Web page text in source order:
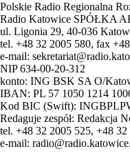
Polskie Radio Regionalna
Radio Katowice SPÓŁKA
ul. Ligonia 29, 40-036
tel. +48 32 2005 580, fax
e-mail:
NIP 634-00-20-312
konto: ING BSK SA O/
IBAN: PL 57 1050 1214
Kod BIC (Swift):
Redaguje zespół: Redakcja
tel. +48 32 2005 525, +48 32
e-mail: